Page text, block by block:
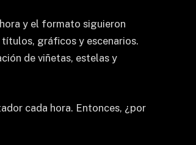
y el formato siguieron
gráficos y escenarios.
de viñetas, estelas y
cada hora. Entonces, ¿por